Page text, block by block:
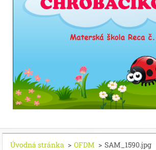
Úvodná stránka > OFDM > SAM_1590.jpg